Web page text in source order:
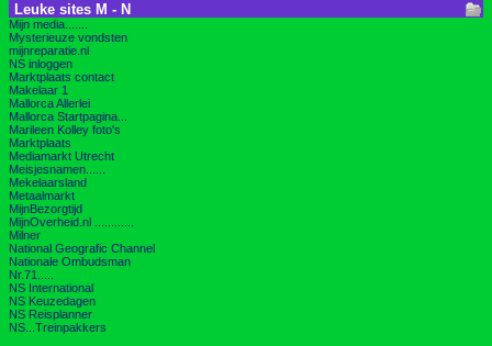
Leuke sites M - N
Mijn media.......
Mysterieuze vondsten
mijnreparatie.nl
NS inloggen
Marktplaats contact
Makelaar 1
Mallorca Allerlei
Mallorca Startpagina...
Marileen Kolley foto's
Marktplaats
Mediamarkt Utrecht
Meisjesnamen......
Mekelaarsland
Metaalmarkt
MijnBezorgtijd
MijnOverheid.nl ............
Milner
National Geografic Channel
Nationale Ombudsman
Nr.71.....
NS International
NS Keuzedagen
NS Reisplanner
NS...Treinpakkers